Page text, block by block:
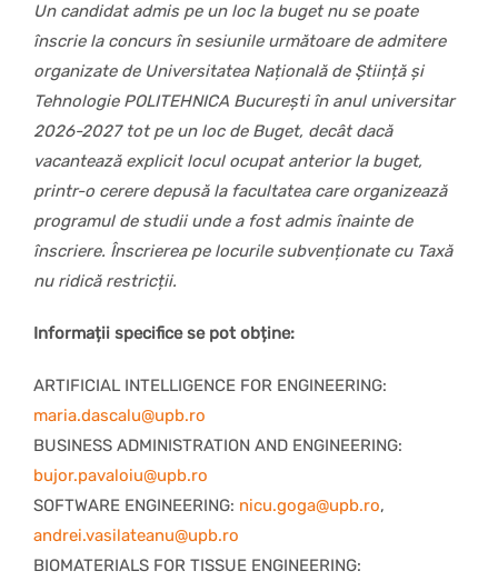
Un candidat admis pe un loc la buget nu se poate
înscrie la concurs în sesiunile următoare de admitere
organizate de Universitatea Națională de Știință și
Tehnologie POLITEHNICA București în anul universitar
2026-2027 tot pe un loc de Buget, decât dacă
vacantează explicit locul ocupat anterior la buget,
printr-o cerere depusă la facultatea care organizează
programul de studii unde a fost admis înainte de
înscriere. Înscrierea pe locurile subvenționate cu Taxă
nu ridică restricții.
Informații specifice se pot obține:
ARTIFICIAL INTELLIGENCE FOR ENGINEERING:
maria.dascalu@upb.ro
BUSINESS ADMINISTRATION AND ENGINEERING:
bujor.pavaloiu@upb.ro
SOFTWARE ENGINEERING: nicu.goga@upb.ro,
andrei.vasilateanu@upb.ro
BIOMATERIALS FOR TISSUE ENGINEERING: